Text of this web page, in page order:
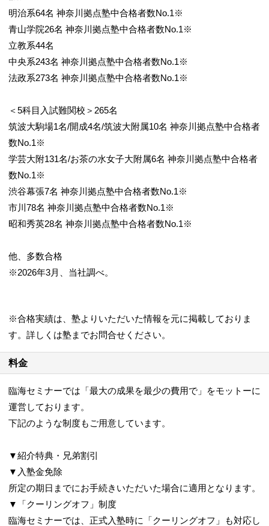
明治系64名 神奈川拠点塾中合格者数No.1※
青山学院26名 神奈川拠点塾中合格者数No.1※
立教系44名
中央系243名 神奈川拠点塾中合格者数No.1※
法政系273名 神奈川拠点塾中合格者数No.1※
＜5科目入試難関校＞265名
筑波大駒場1名/開成4名/筑波大附属10名 神奈川拠点塾中合格者
数No.1※
学芸大附131名/お茶の水女子大附属6名 神奈川拠点塾中合格者
数No.1※
渋谷幕張7名 神奈川拠点塾中合格者数No.1※
市川78名 神奈川拠点塾中合格者数No.1※
昭和秀英28名 神奈川拠点塾中合格者数No.1※
他、多数合格
※2026年3月、当社調べ。
※合格実績は、塾よりいただいた情報を元に掲載しておりま
す。詳しくは塾までお問合せください。
料金
臨海セミナーでは「最大の成果を最少の費用で」をモットーに
運営しております。
下記のような制度もご用意しています。
▼紹介特典・兄弟割引
▼入塾金免除
所定の期日までにお手続きいただいた場合に適用となります。
▼「クーリングオフ」制度
臨海セミナーでは、正式入塾時に「クーリングオフ」も対応し